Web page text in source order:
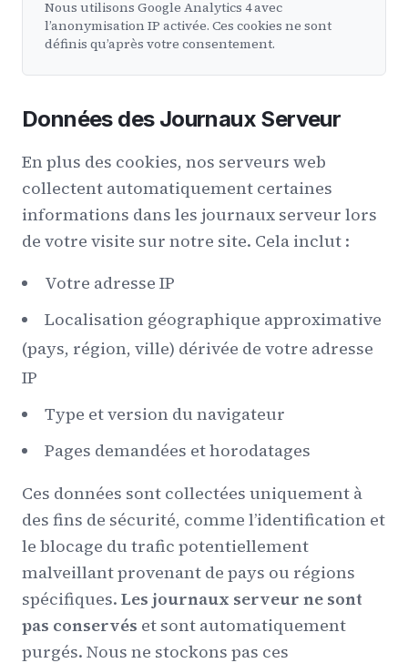
Nous utilisons Google Analytics 4 avec
l’anonymisation IP activée. Ces cookies ne sont
définis qu’après votre consentement.
Données des Journaux Serveur
En plus des cookies, nos serveurs web
collectent automatiquement certaines
informations dans les journaux serveur lors
de votre visite sur notre site. Cela inclut :
Votre adresse IP
Localisation géographique approximative
(pays, région, ville) dérivée de votre adresse
IP
Type et version du navigateur
Pages demandées et horodatages
Ces données sont collectées uniquement à
des fins de sécurité, comme l’identification et
le blocage du trafic potentiellement
malveillant provenant de pays ou régions
spécifiques. Les journaux serveur ne sont
pas conservés et sont automatiquement
purgés. Nous ne stockons pas ces